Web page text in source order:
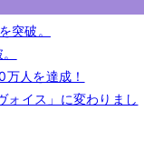
破。
人を達成！
イス」に変わりまし